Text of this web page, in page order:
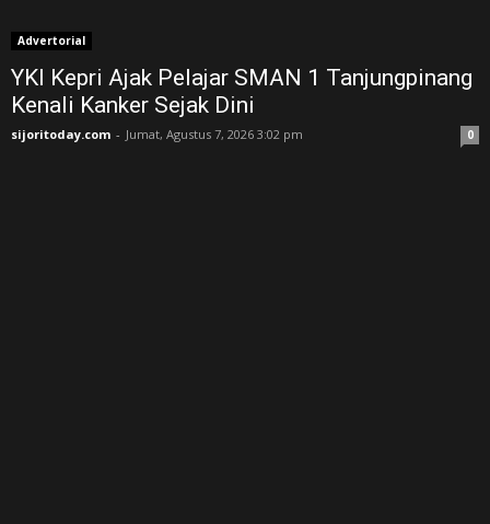
Advertorial
YKI Kepri Ajak Pelajar SMAN 1 Tanjungpinang
Kenali Kanker Sejak Dini
sijoritoday.com - Jumat, Agustus 7, 2026 3:02 pm 0